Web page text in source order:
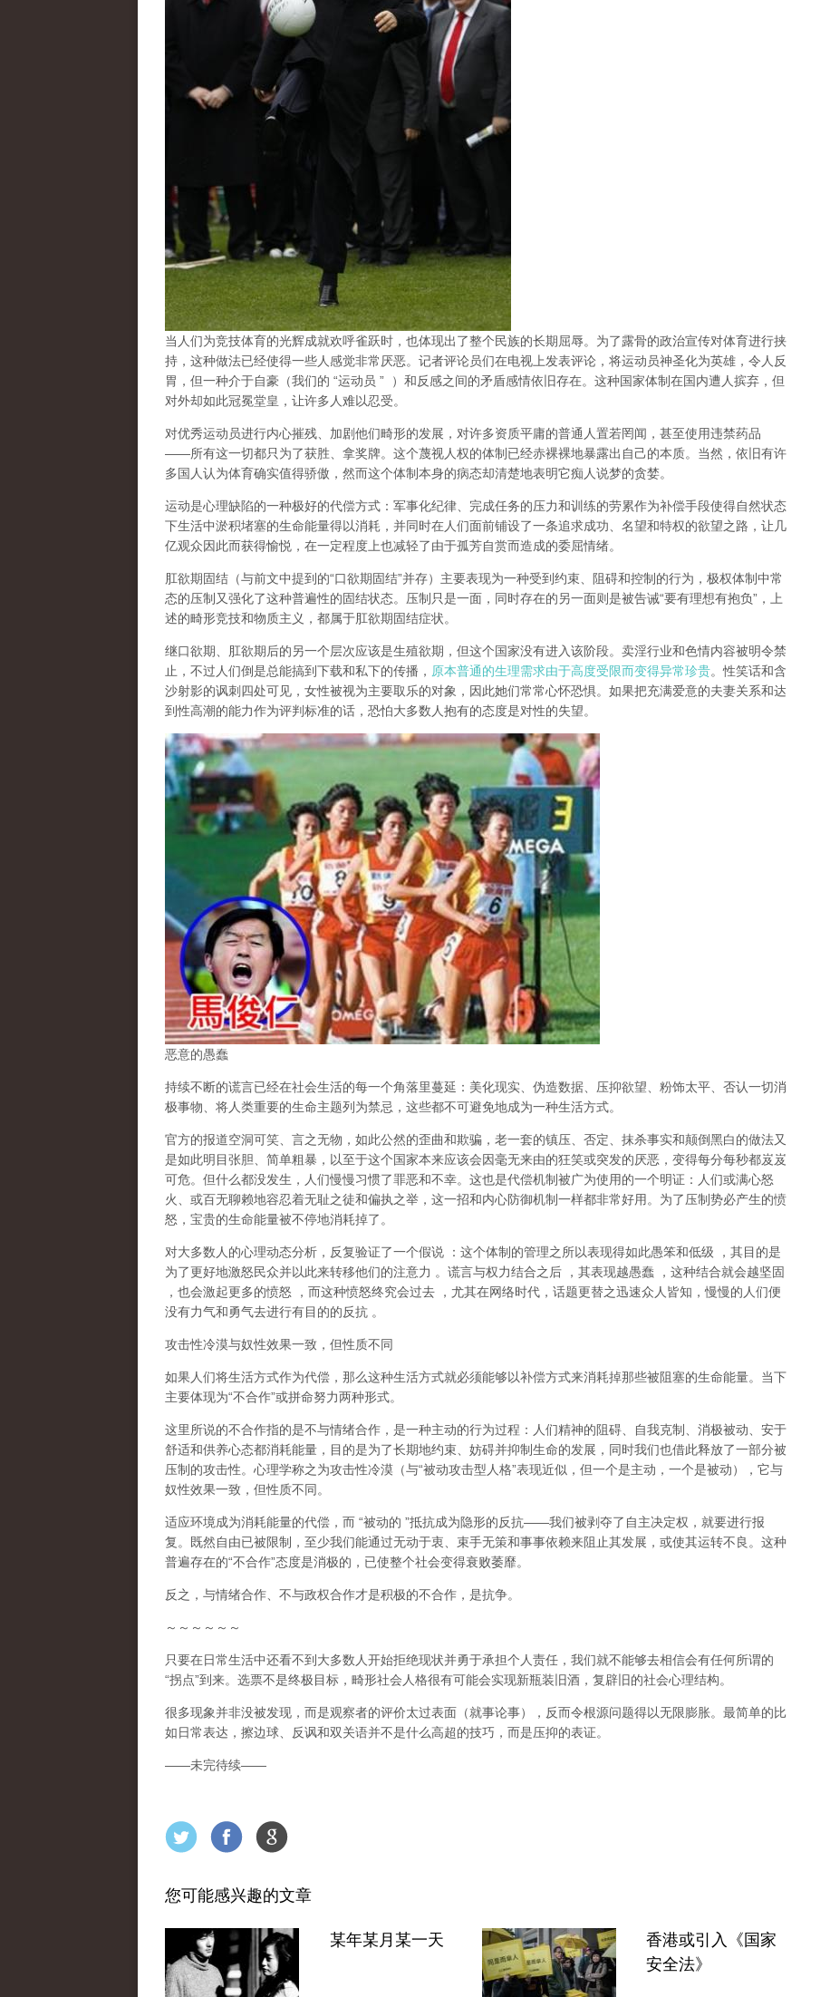
当人们为竞技体育的光辉成就欢呼雀跃时，也体现出了整个民族的长期屈辱。为了露骨的政治宣传对体育进行挟
持，这种做法已经使得一些人感觉非常厌恶。记者评论员们在电视上发表评论，将运动员神圣化为英雄，令人反
胃，但一种介于自豪（我们的 “运动员 ”
）和反感之间的矛盾感情依旧存在。这种国家体制在国内遭人摈弃，但
对外却如此冠冕堂皇，让许多人难以忍受。
对优秀运动员进行内心摧残、加剧他们畸形的发展，对许多资质平庸的普通人置若罔闻，甚至使用违禁药品
——所有这一切都只为了获胜、拿奖牌。这个蔑视人权的体制已经赤裸裸地暴露出自己的本质。当然，依旧有许
多国人认为体育确实值得骄傲，然而这个体制本身的病态却清楚地表明它痴人说梦的贪婪。
运动是心理缺陷的一种极好的代偿方式 ：军事化纪律、完成任务的压力和训练的劳累作为补偿手段使得自然状态
下生活中淤积堵塞的生命能量得以消耗，并同时在人们面前铺设了一条追求成功、名望和特权的欲望之路，让几
亿观众因此而获得愉悦，在一定程度上也减轻了由于孤芳自赏而造成的委屈情绪。
肛欲期固结 （与前文中提到的“口欲期固结”并存）主要表现为一种受到约束、阻碍和控制的行为，极权体制中常
态的压制又强化了这种普遍性的固结状态。压制只是一面，同时存在的另一面则是被告诫“要有理想有抱负” ，上
述的畸形竞技和物质主义，都属于肛欲期固结症状。
继口欲期、肛欲期后的另一个层次应该是生殖欲期 ，但这个国家没有进入该阶段。卖淫行业和色情内容被明令禁
止，不过人们倒是总能搞到下载和私下的传播， 原本普通的生理需求由于高度受限而变得异常珍贵。性笑话和含
沙射影的讽刺四处可见，女性被视为主要取乐的对象，因此她们常常心怀恐惧。如果把充满爱意的夫妻关系和达
到性高潮的能力作为评判标准的话，恐怕大多数人抱有的态度是对性的失望。
恶意的愚蠢
持续不断的谎言已经在社会生活的每一个角落里蔓延：美化现实、伪造数据、压抑欲望、粉饰太平、否认一切消
极事物、将人类重要的生命主题列为禁忌，这些都不可避免地成为一种生活方式。
官方的报道空洞可笑、言之无物，如此公然的歪曲和欺骗，老一套的镇压、否定、抹杀事实和颠倒黑白的做法又
是如此明目张胆、简单粗暴，以至于这个国家本来应该会因毫无来由的狂笑或突发的厌恶，变得每分每秒都岌岌
可危。但什么都没发生，人们慢慢习惯了罪恶和不幸。这也是代偿机制被广为使用的一个明证：人们或满心怒
火、或百无聊赖地容忍着无耻之徒和偏执之举，这一招和内心防御机制一样都非常好用。为了压制势必产生的愤
怒，宝贵的生命能量被不停地消耗掉了。
对大多数人的心理动态分析，反复验证了一个假说 ：这个体制的管理之所以表现得如此愚笨和低级
，其目的是
为了更好地激怒民众并以此来转移他们的注意力 。谎言与权力结合之后 ，其表现越愚蠢
，这种结合就会越坚固
，也会激起更多的愤怒
，而这种愤怒终究会过去
，尤其在网络时代，话题更替之迅速众人皆知，慢慢的人们便
没有力气和勇气去进行有目的的反抗 。
攻击性冷漠与奴性效果一致，但性质不同
如果人们将生活方式作为代偿，那么这种生活方式就必须能够以补偿方式来消耗掉那些被阻塞的生命能量。当下
主要体现为“不合作”或拼命努力两种形式。
这里所说的不合作指的是不与情绪合作 ，是一种主动的行为过程：人们精神的阻碍、自我克制、消极被动、安于
舒适和供养心态都消耗能量，目的是为了长期地约束、妨碍并抑制生命的发展，同时我们也借此释放了一部分被
压制的攻击性。心理学称之为攻击性冷漠 （与“被动攻击型人格”表现近似，但一个是主动，一个是被动），它与
奴性效果一致，但性质不同。
适应环境成为消耗能量的代偿，而 “被动的 ”抵抗成为隐形的反抗——我们被剥夺了自主决定权，就要进行报
复。既然自由已被限制，至少我们能通过无动于衷、束手无策和事事依赖来阻止其发展，或使其运转不良。这种
普遍存在的“不合作”态度是消极的，已使整个社会变得衰败萎靡。
反之，与情绪合作、不与政权合作才是积极的不合作，是抗争。
～～～～～～
只要在日常生活中还看不到大多数人开始拒绝现状并勇于承担个人责任，我们就不能够去相信会有任何所谓的
“拐点”到来。选票不是终极目标，畸形社会人格很有可能会实现新瓶装旧酒，复辟旧的社会心理结构。
很多现象并非没被发现，而是观察者的评价太过表面（就事论事），反而令根源问题得以无限膨胀。最简单的比
如日常表达，擦边球、反讽和双关语并不是什么高超的技巧，而是压抑的表证。
——未完待续——
您可能感兴趣的文章
某年某月某一天
香港或引入《国家
安全法》